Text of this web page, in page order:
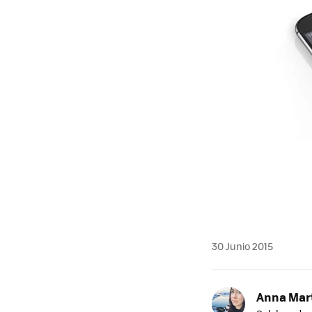
30 Junio 2015
Anna